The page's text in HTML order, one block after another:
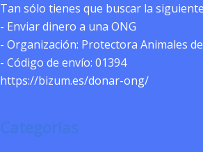
Tan sólo tienes que buscar la
- Enviar dinero a una ONG
- Organización: Protectora Animales
- Código de envío: 01394
https://bizum.es/donar-ong/
Categorías